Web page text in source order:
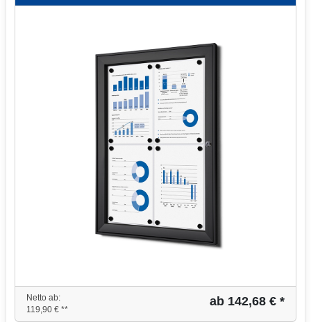
Netto ab:
119,90 € **
ab 142,68 € *